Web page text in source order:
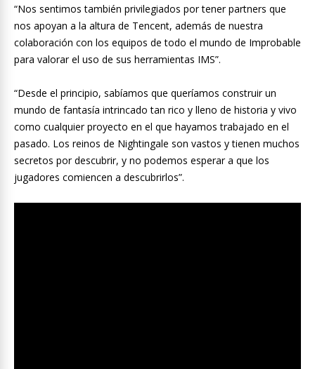
“Nos sentimos también privilegiados por tener partners que
nos apoyan a la altura de Tencent, además de nuestra
colaboración con los equipos de todo el mundo de Improbable
para valorar el uso de sus herramientas IMS”.
“Desde el principio, sabíamos que queríamos construir un
mundo de fantasía intrincado tan rico y lleno de historia y vivo
como cualquier proyecto en el que hayamos trabajado en el
pasado. Los reinos de Nightingale son vastos y tienen muchos
secretos por descubrir, y no podemos esperar a que los
jugadores comiencen a descubrirlos”.